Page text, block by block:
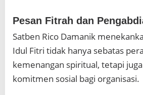
Pesan Fitrah dan
Satben Rico Damanik
Idul Fitri tidak hanya sebatas
kemenangan spiritual, tetapi
komitmen sosial bagi organisasi.